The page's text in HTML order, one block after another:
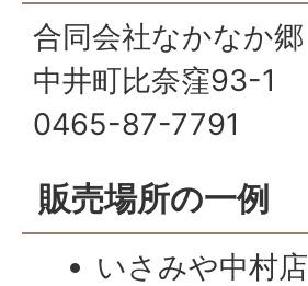
合同会社なかなか郷
中井町比奈窪93-1
0465-87-7791
販売場所の一例
いさみや中村店